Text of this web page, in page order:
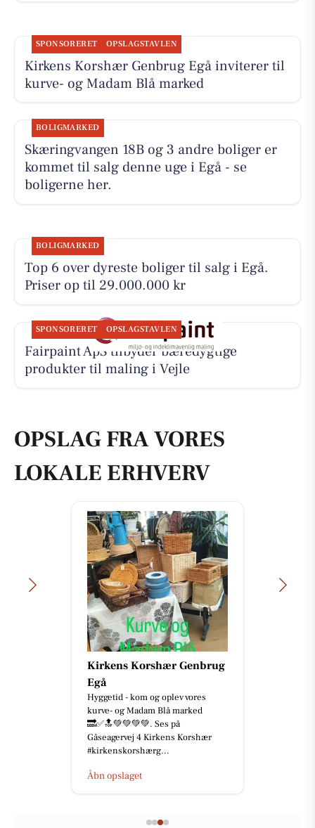
SPONSORERET OPSLAGSTAVLEN
Kirkens Korshær Genbrug Egå inviterer til
kurve- og Madam Blå marked
BOLIGMARKED
Skæringvangen 18B og 3 andre boliger er
kommet til salg denne uge i Egå - se
boligerne her.
BOLIGMARKED
Top 6 over dyreste boliger til salg i Egå.
Priser op til 29.000.000 kr
SPONSORERET OPSLAGSTAVLEN
Fairpaint ApS tilbyder bæredygtige
produkter til maling i Vejle
OPSLAG FRA VORES
LOKALE ERHVERV
Kirkens Korshær Genbrug
Egå
Hyggetid - kom og oplev vores
kurve- og Madam Blå marked
🔜✅🔝💚💚💚💚. Ses på
Gåseagervej 4 Kirkens Korshær
#kirkenskorshærg...
Åbn opslaget